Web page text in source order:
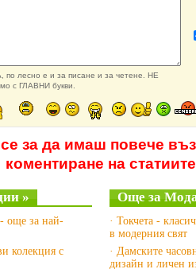
лесно е и за писане и за четене. НЕ
с ГЛАВНИ букви.
за да имаш повече
коментиране на статиите
»
- още за най-
колекция с
Още за
· Токчета -
в модерния свят
· Дамските
дизайн и личен